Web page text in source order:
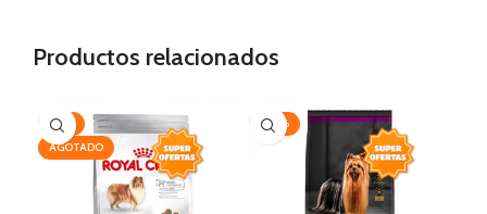
Productos relacionados
-19%
AGOTADO
-30%